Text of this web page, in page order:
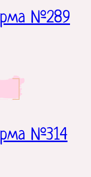
№289
№314